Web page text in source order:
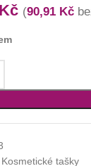
Kč (90,91 Kč
Kosmetické tašky